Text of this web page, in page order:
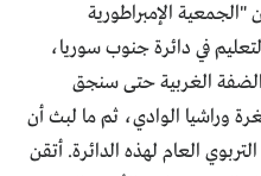
"الجمعية الإمبراطورية
في دائرة جنوب سوريا،
الغربية حتى سنجق
وراشيا الوادي، ثم ما لبث أن
العام لهذه الدائرة. أتقن